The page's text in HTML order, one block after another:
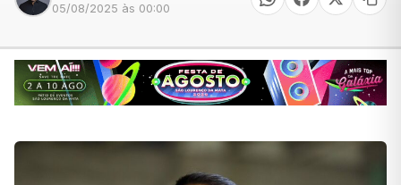
05/08/2025 às 00:00